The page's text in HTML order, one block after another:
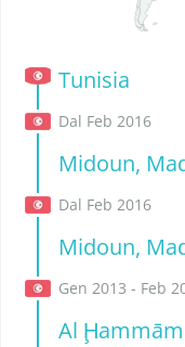
Tunisia
Dal Feb 2016
Midoun,
Dal Feb 2016
Midoun,
Gen 2013 - Feb
Al